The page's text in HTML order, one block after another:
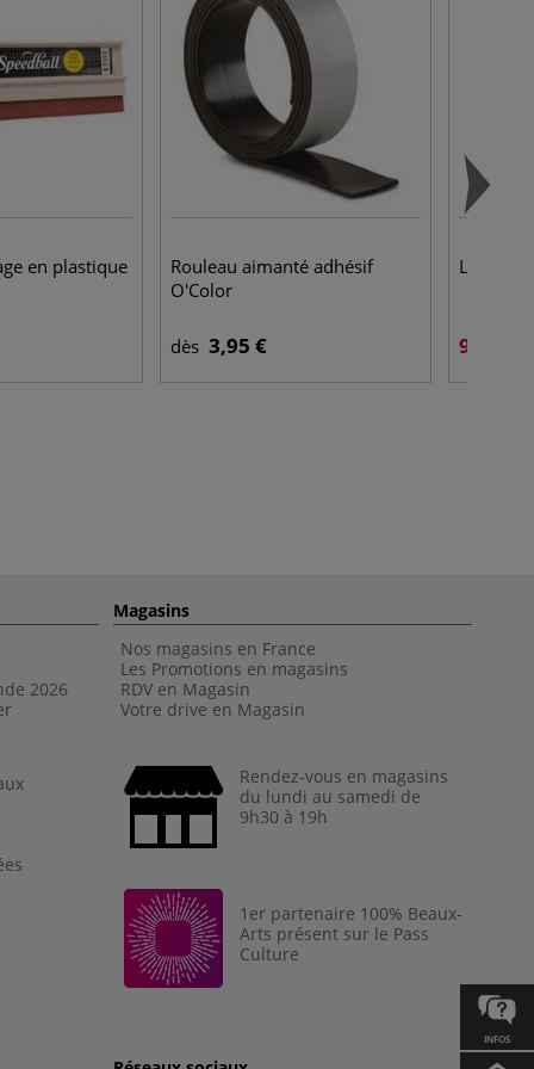
INFOS
en plastique
Rouleau aimanté adhésif
O'Color
dès 3,95 €
Liquide
9,95 €
2026
Magasins
Nos magasins en France
Les Promotions en magasins
RDV en Magasin
Votre drive en Magasin
Rendez-vous en magasins
du lundi au samedi de
9h30 à 19h
1er partenaire 100% Beaux-
Arts présent sur le Pass
Culture